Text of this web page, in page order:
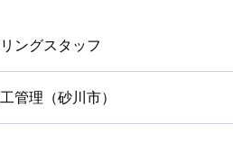
ングスタッフ
管理（砂川市）